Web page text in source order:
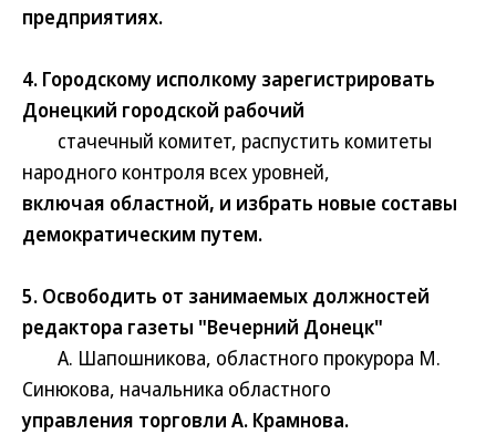
предприятиях.
4. Городскому исполкому зарегистрировать
Донецкий городской рабочий
стачечный комитет, распустить комитеты
народного контроля всех уровней,
включая областной, и избрать новые составы
демократическим путем.
5. Освободить от занимаемых должностей
редактора газеты "Вечерний Донецк"
А. Шапошникова, областного прокурора М.
Синюкова, начальника областного
управления торговли А. Крамнова.